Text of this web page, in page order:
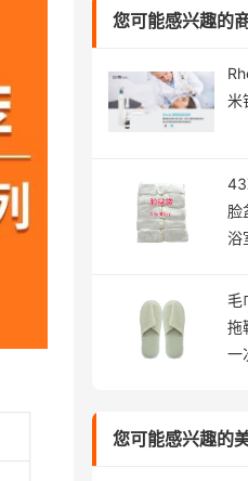
您可能感兴趣的
米
脸
浴
毛
拖
一
您可能感兴趣的